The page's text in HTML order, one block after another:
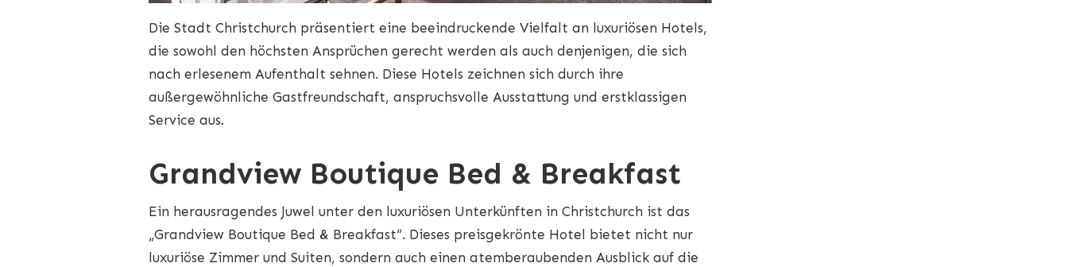
Die Stadt Christchurch präsentiert eine beeindruckende Vielfalt an luxuriösen Hotels,
die sowohl den höchsten Ansprüchen gerecht werden als auch denjenigen, die sich
nach erlesenem Aufenthalt sehnen. Diese Hotels zeichnen sich durch ihre
außergewöhnliche Gastfreundschaft, anspruchsvolle Ausstattung und erstklassigen
Service aus.
Grandview Boutique Bed & Breakfast
Ein herausragendes Juwel unter den luxuriösen Unterkünften in Christchurch ist das
„Grandview Boutique Bed & Breakfast“. Dieses preisgekrönte Hotel bietet nicht nur
luxuriöse Zimmer und Suiten, sondern auch einen atemberaubenden Ausblick auf die